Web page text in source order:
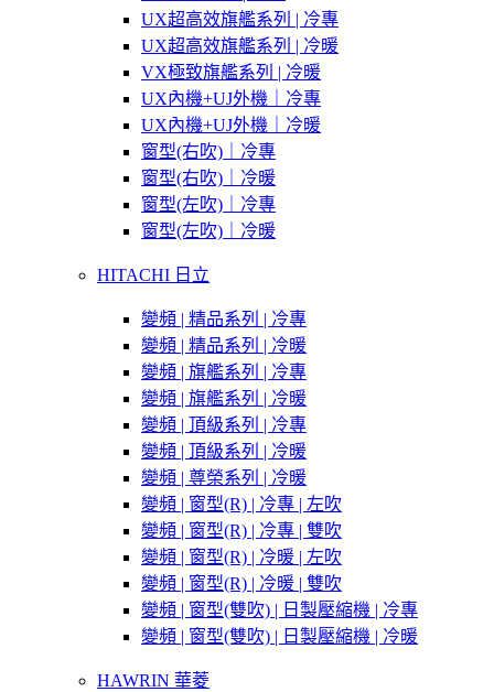
UX超高效旗艦系列 | 冷專
UX超高效旗艦系列 | 冷暖
VX極致旗艦系列 | 冷暖
UX內機+UJ外機｜冷專
UX內機+UJ外機｜冷暖
窗型(右吹)｜冷專
窗型(右吹)｜冷暖
窗型(左吹)｜冷專
窗型(左吹)｜冷暖
HITACHI 日立
變頻 | 精品系列 | 冷專
變頻 | 精品系列 | 冷暖
變頻 | 旗艦系列 | 冷專
變頻 | 旗艦系列 | 冷暖
變頻 | 頂級系列 | 冷專
變頻 | 頂級系列 | 冷暖
變頻 | 尊榮系列 | 冷暖
變頻 | 窗型(R) | 冷專 | 左吹
變頻 | 窗型(R) | 冷專 | 雙吹
變頻 | 窗型(R) | 冷暖 | 左吹
變頻 | 窗型(R) | 冷暖 | 雙吹
變頻 | 窗型(雙吹) | 日製壓縮機 | 冷專
變頻 | 窗型(雙吹) | 日製壓縮機 | 冷暖
HAWRIN 華菱